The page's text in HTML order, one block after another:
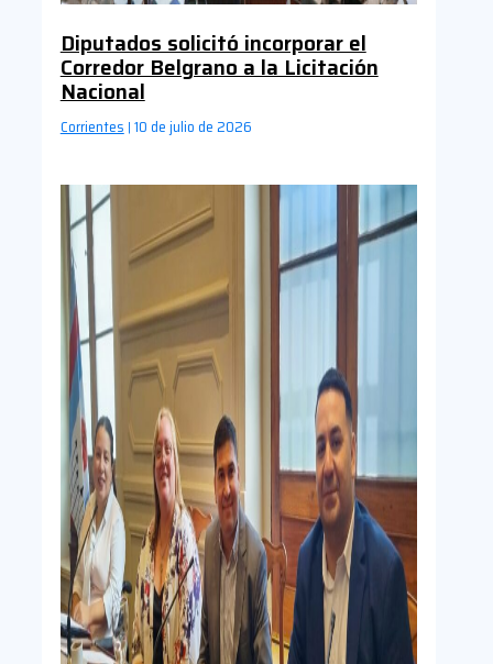
Diputados solicitó incorporar el
Corredor Belgrano a la Licitación
Nacional
Corrientes | 10 de julio de 2026